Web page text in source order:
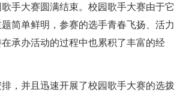
手大赛圆满结束。校园歌手大赛由于它
简单鲜明，参赛的选手青春飞扬、活力
承办活动的过程中也累积了丰富的经
，并且迅速开展了校园歌手大赛的选拨